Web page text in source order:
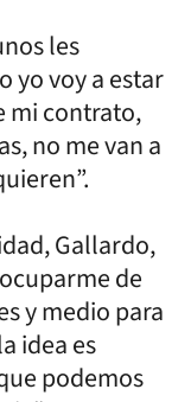
les
yo voy a estar
mi contrato,
no me van a
Gallardo,
de
y medio para
idea es
podemos